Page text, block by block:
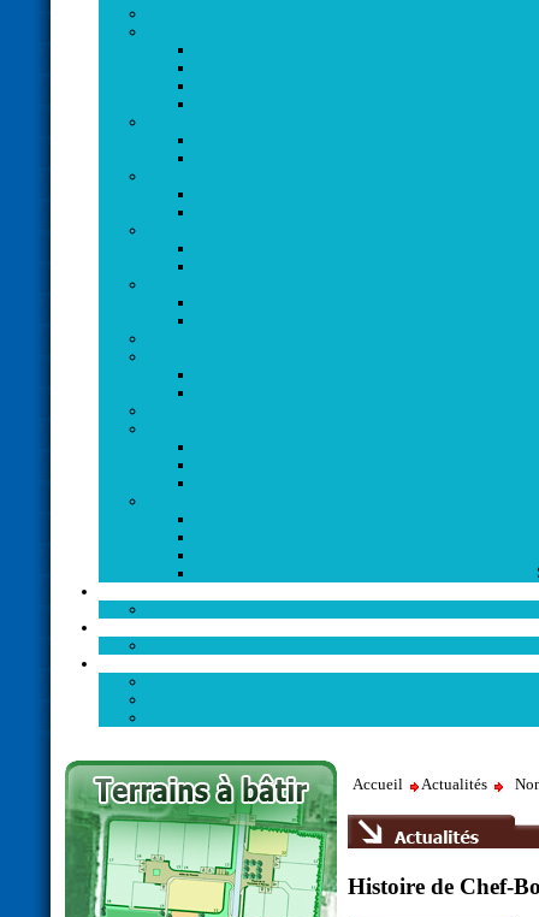
Accueil Actualités
Histoire de Chef-